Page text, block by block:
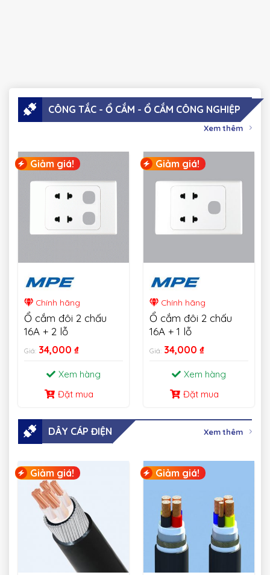
CÔNG TẮC - Ổ CẮM - Ổ CẮM CÔNG NGHIỆP
Xem thêm
Giảm giá!
Chính hãng
Ổ cắm đôi 2 chấu
16A + 2 lỗ
Giá: 34,000 ₫
Xem hàng
Đặt mua
Giảm giá!
Chính hãng
Ổ cắm đôi 2 chấu
16A + 1 lỗ
Giá: 34,000 ₫
Xem hàng
Đặt mua
DÂY CÁP ĐIỆN Xem thêm
Giảm giá! Giảm giá!